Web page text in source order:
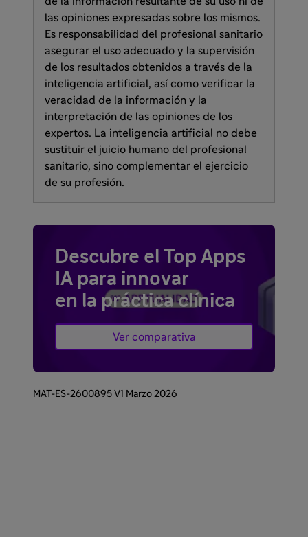
las opiniones expresadas sobre los mismos.
Es responsabilidad del profesional sanitario
asegurar el uso adecuado y la supervisión
de los resultados obtenidos a través de la
inteligencia artificial, así como verificar la
veracidad de la información y la
interpretación de las opiniones de los
expertos. La inteligencia artificial no debe
sustituir el juicio humano del profesional
sanitario, sino complementar el ejercicio
de su profesión.
Descubre el Top Apps
IA para innovar
en la práctica clínica
Ver comparativa
MAT-ES-2600895 V1 Marzo 2026